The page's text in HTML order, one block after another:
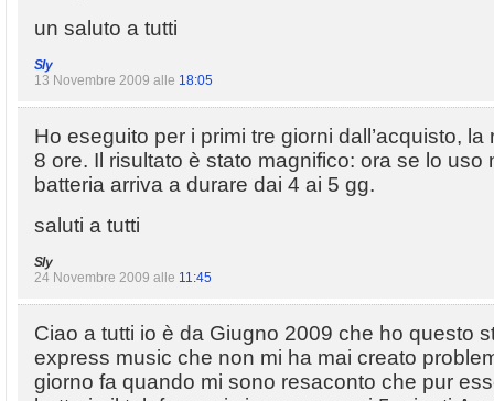
un saluto a tutti
Sly
13 Novembre 2009 alle 18:05
Ho eseguito per i primi tre giorni dall’acquisto,
8 ore. Il risultato è stato magnifico: ora se lo uso
batteria arriva a durare dai 4 ai 5 gg.
saluti a tutti
Sly
24 Novembre 2009 alle 11:45
Ciao a tutti io è da Giugno 2009 che ho questo
express music che non mi ha mai creato
giorno fa quando mi sono resaconto che pur